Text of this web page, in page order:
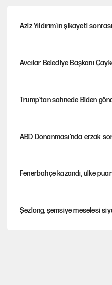
Aziz Yıldırım’ın şikayeti
Avcılar Belediye Başkanı
Trump’tan sahnede Biden
ABD Donanması’nda erzak
Fenerbahçe kazandı, ülke
Şezlong, şemsiye meselesi